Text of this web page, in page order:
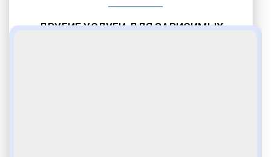
ДРУГИЕ УСЛУГИ ДЛЯ ЗАВИСИМЫХ